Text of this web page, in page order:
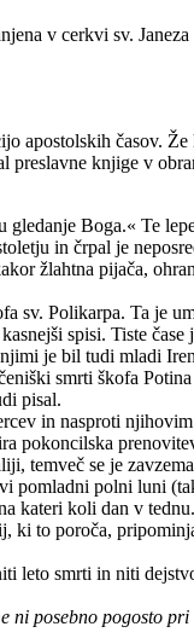
v cerkvi sv.
apostolskih časov.
preslavne knjige v
Boga.« Te
in črpal je
žlahtna pijača,
sv. Polikarpa. Ta je
spisi. Tiste
je bil tudi mladi
smrti škofa
pisal.
in nasproti
pokoncilska
temveč se je
pomladni polni luni
kateri koli dan v
ki to poroča,
leto smrti in niti
posebno pogosto pri